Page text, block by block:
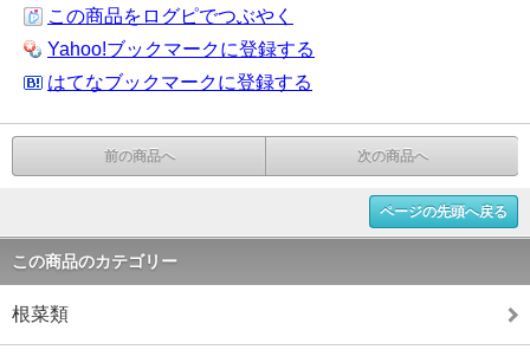
この商品をログピでつぶやく
Yahoo!ブックマークに登録する
はてなブックマークに登録する
前の商品へ 次の商品へ
ページの先頭へ戻る
この商品のカテゴリー
根菜類